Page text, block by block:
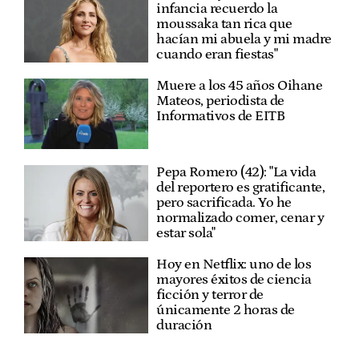
infancia recuerdo la
moussaka tan rica que
hacían mi abuela y mi madre
cuando eran fiestas"
Muere a los 45 años Oihane
Mateos, periodista de
Informativos de EITB
Pepa Romero (42): "La vida
del reportero es gratificante,
pero sacrificada. Yo he
normalizado comer, cenar y
estar sola"
Hoy en Netflix: uno de los
mayores éxitos de ciencia
ficción y terror de
únicamente 2 horas de
duración